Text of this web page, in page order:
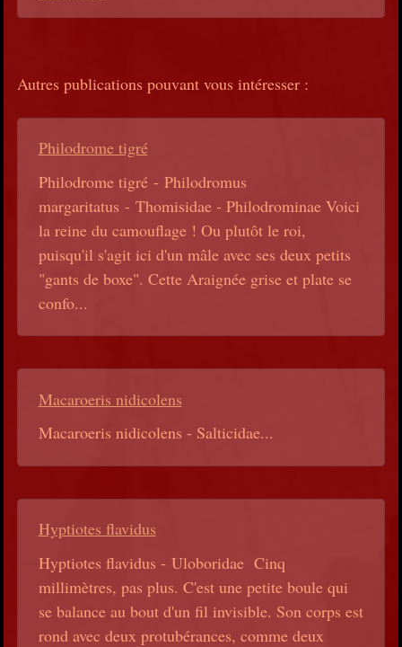
Autres publications pouvant vous intéresser :
Philodrome tigré
Philodrome tigré - Philodromus
margaritatus - Thomisidae - Philodrominae Voici
la reine du camouflage ! Ou plutôt le roi,
puisqu'il s'agit ici d'un mâle avec ses deux petits
"gants de boxe". Cette Araignée grise et plate se
confo...
Macaroeris nidicolens
Macaroeris nidicolens - Salticidae...
Hyptiotes flavidus
Hyptiotes flavidus - Uloboridae Cinq
millimètres, pas plus. C'est une petite boule qui
se balance au bout d'un fil invisible. Son corps est
rond avec deux protubérances, comme deux